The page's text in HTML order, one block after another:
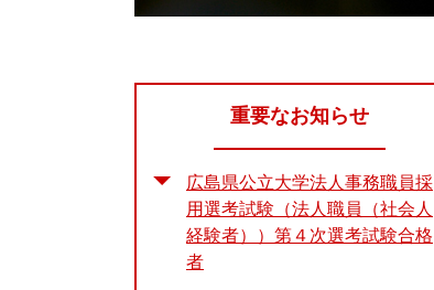
重要なお知らせ
広島県公立大学法人事務職員採
用選考試験（法人職員（社会人
経験者））第４次選考試験合格
者